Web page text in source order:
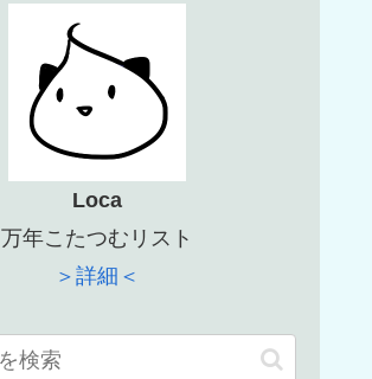
Loca
万年こたつむリスト
＞詳細＜